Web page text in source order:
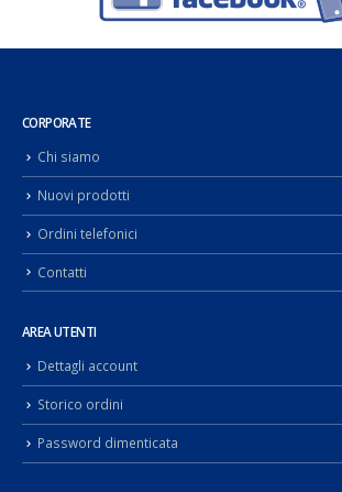
CORPORATE
Chi siamo
Nuovi prodotti
Ordini telefonici
Contatti
AREA UTENTI
Dettagli account
Storico ordini
Password dimenticata